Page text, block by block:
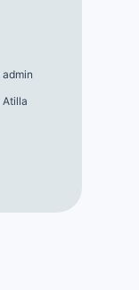
admin
Atilla